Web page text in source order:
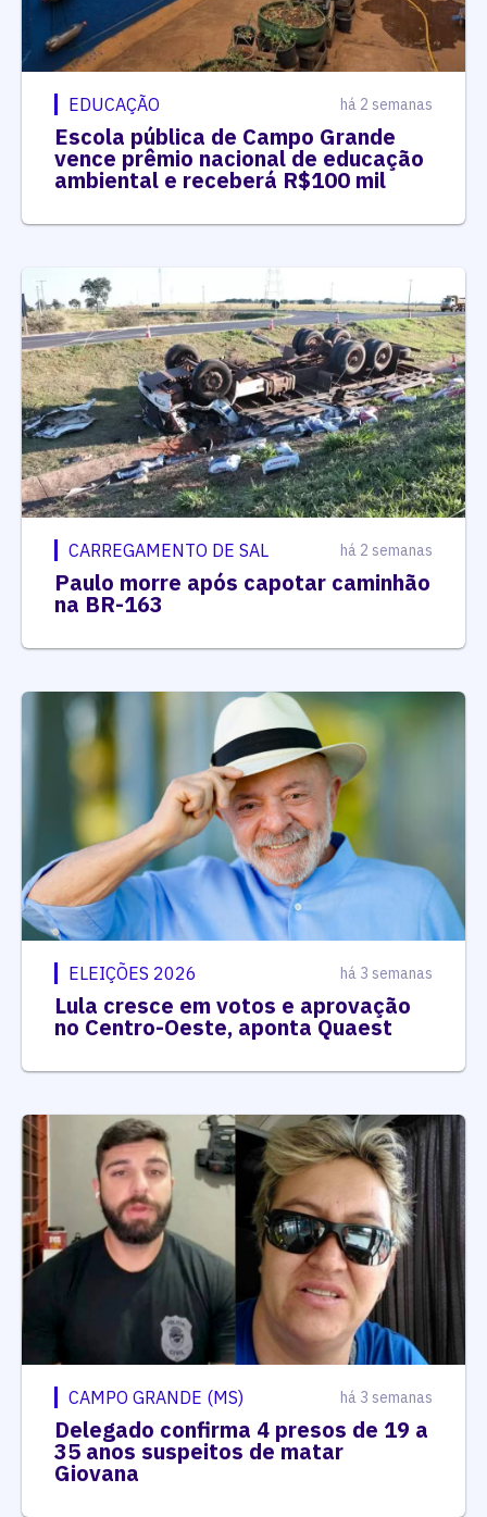
EDUCAÇÃO há 2 semanas
Escola pública de Campo Grande
vence prêmio nacional de educação
ambiental e receberá R$100 mil
CARREGAMENTO DE SAL há 2 semanas
Paulo morre após capotar caminhão
na BR-163
ELEIÇÕES 2026 há 3 semanas
Lula cresce em votos e aprovação
no Centro-Oeste, aponta Quaest
CAMPO GRANDE (MS) há 3 semanas
Delegado confirma 4 presos de 19 a
35 anos suspeitos de matar
Giovana